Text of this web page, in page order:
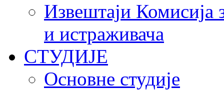
Извештаји Комисија
и истраживача
СТУДИЈЕ
Основне студије